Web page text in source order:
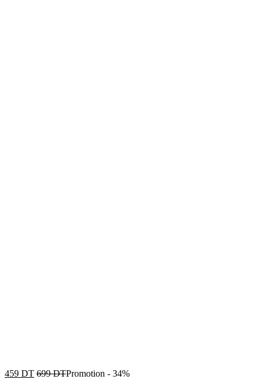
459 DT 699DTPromotion - 34%